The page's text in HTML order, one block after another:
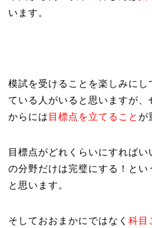
います。
模試を受けることを楽しみにし
ている人がいると思いますが、
からには 目標点を立てること が
目標点がどれくらいにすればい
の分野だけは完璧にする！とい
と思います。
そしておおまかにではなく 科目